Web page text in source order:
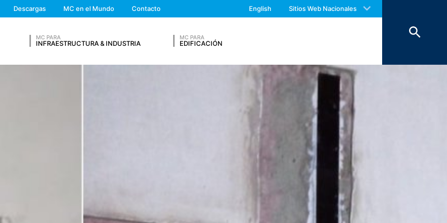
Descargas MC en el Mundo Contacto English Sitios Web Nacionales
MC PARA
INFRAESTRUCTURA & INDUSTRIA
MC PARA
EDIFICACIÓN
contratado para alojar nuestro sitio web. Sin embargo, no se comparten con terceros. Por decisión
diez años, después de los cuales se eliminan. La eventual transmisión de estos datos a países fuera del
Analytics también utiliza cookies. Como ya se ha mencionado, las cookies son archivos de texto
entender cómo el usuario utiliza el sitio web de MC-Bauchemie. La información generada por estas
en los Estados Unidos, y se almacena allí. Las cookies de Google Analytics se almacenan en los
en el artículo 6, apartado 1, letra f) del RGPD, siempre con el objetivo de analizar el comportamiento
en los sitios de MC. La dirección IP del usuario será acortada por Google en el área de cobertura de la
Económico Europeo, antes de ser transmitida a Estados Unidos. Solo en casos excepcionales, la dirección
de Google en los Estados Unidos y se acorta allí. Google utilizará esta información con la aprobación de
del usuario y, posteriormente, para compilar informes de actividad del sitio, para proporcionar servicios
dirección IP proporcionada por el navegador a Google Analytics no se almacena junto con otros datos
de MC se almacenen con la configuración correcta de su navegador. Sin embargo, al hacerlo, es posible
Número de Teléfono
Feel free to contact us again should you find necessary.